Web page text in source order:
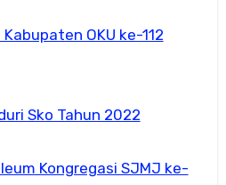
OKU ke-112
Sko Tahun 2022
Kongregasi SJMJ ke-